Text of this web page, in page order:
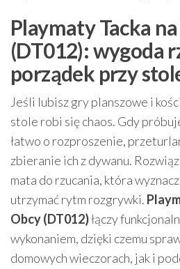
Playmaty Tacka
(DT012): wygoda
porządek przy
Jeśli lubisz gry planszowe i
stole robi się chaos. Gdy
łatwo o rozproszenie,
zbieranie ich z dywanu.
mata do rzucania, która
utrzymać rytm rozgrywki.
Obcy (DT012)łączy
wykonaniem, dzięki czemu
domowych wieczorach, jak i